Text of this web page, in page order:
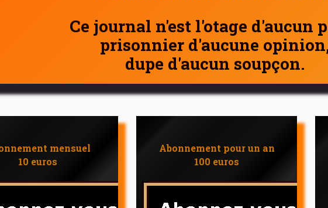
Ce journal n'est l'otage d'aucun
prisonnier d'aucune
dupe d'aucun soupçon.
mensuel
10 euros
Abonnement pour un an
100 euros